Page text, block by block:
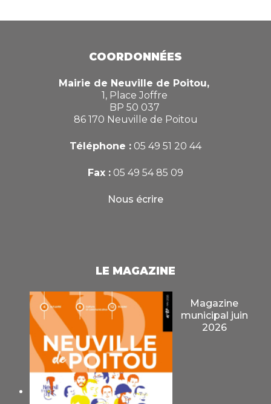
COORDONNÉES
Mairie de Neuville de Poitou,
1, Place Joffre
BP 50 037
86 170 Neuville de Poitou
Téléphone : 05 49 51 20 44
Fax : 05 49 54 85 09
Nous écrire
LE MAGAZINE
Magazine
municipal juin
2026